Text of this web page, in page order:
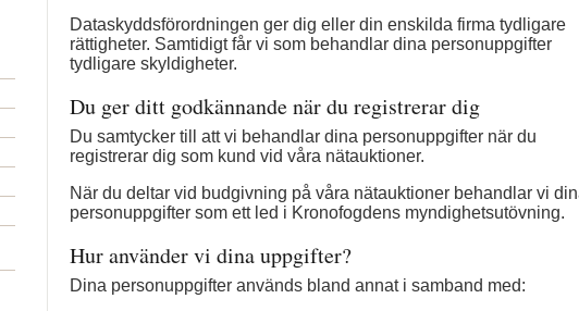
Dataskyddsförordningen ger dig eller din enskilda firma tydligare
rättigheter. Samtidigt får vi som behandlar dina personuppgifter
tydligare skyldigheter.
Du ger ditt godkännande när du registrerar dig
Du samtycker till att vi behandlar dina personuppgifter när du
registrerar dig som kund vid våra nätauktioner.
När du deltar vid budgivning på våra nätauktioner behandlar vi
personuppgifter som ett led i Kronofogdens myndighetsutövning.
Hur använder vi dina uppgifter?
Dina personuppgifter används bland annat i samband med: